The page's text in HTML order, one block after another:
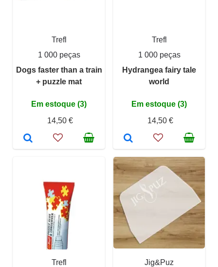
Trefl
1 000 peças
Dogs faster than a train
+ puzzle mat
Em estoque (3)
14,50 €
Trefl
1 000 peças
Hydrangea fairy tale
world
Em estoque (3)
14,50 €
Trefl Jig&Puz